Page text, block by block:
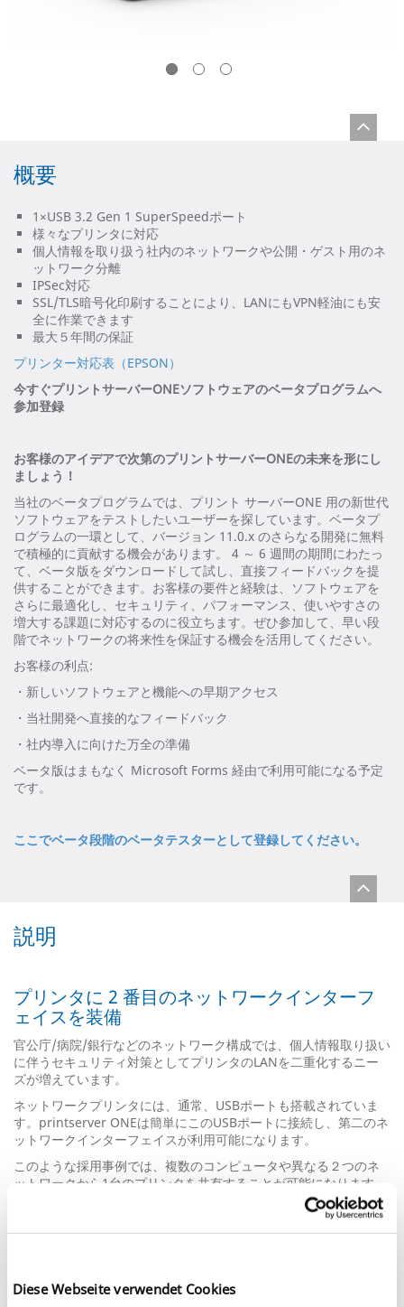
Diese Webseite verwendet Cookies
概要
1×USB 3.2 Gen 1 SuperSpeedポート
様々なプリンタに対応
個人情報を取り扱う社内のネットワークや公開・ゲスト用のネ
ットワーク分離
IPSec対応
SSL/TLS暗号化印刷することにより、LANにもVPN軽油にも安
全に作業できます
最大５年間の保証
プリンター対応表（EPSON）
今すぐプリントサーバーONEソフトウェアのベータプログラムへ
参加登録
お客様のアイデアで次第のプリントサーバーONEの未来を形にし
ましょう！
当社のベータプログラムでは、プリント サーバーONE 用の新世代
ソフトウェアをテストしたいユーザーを探しています。ベータプ
ログラムの一環として、バージョン 11.0.x のさらなる開発に無料
で積極的に貢献する機会があります。 4 ～ 6 週間の期間にわたっ
て、ベータ版をダウンロードして試し、直接フィードバックを提
供することができます。お客様の要件と経験は、ソフトウェアを
さらに最適化し、セキュリティ、パフォーマンス、使いやすさの
増大する課題に対応するのに役立ちます。ぜひ参加して、早い段
階でネットワークの将来性を保証する機会を活用してください。
お客様の利点:
・新しいソフトウェアと機能への早期アクセス
・当社開発へ直接的なフィードバック
・社内導入に向けた万全の準備
ベータ版はまもなく Microsoft Forms 経由で利用可能になる予定
です。
ここでベータ段階のベータテスターとして登録してください。
説明
プリンタに 2 番目のネットワークインターフ
ェイスを装備
官公庁/病院/銀行などのネットワーク構成では、個人情報取り扱い
に伴うセキュリティ対策としてプリンタのLANを二重化するニー
ズが増えています。
ネットワークプリンタには、通常、USBポートも搭載されていま
す。printserver ONEは簡単にこのUSBポートに接続し、第二のネ
ットワークインターフェイスが利用可能になります。
このような採用事例では、複数のコンピュータや異なる２つのネ
ットワークから1台のプリンタを共有することが可能になります。
採用事例
スしない端末